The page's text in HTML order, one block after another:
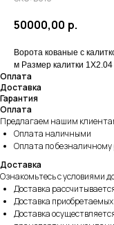
50000,00 р.
Ворота кованые с
м Размер калитки 1Х2.04
Оплата
Доставка
Гарантия
Оплата
Предлагаем нашим
Оплата наличными
Оплата по безналичному
Доставка
Ознакомьтесь с условиями
Доставка
Доставка
Доставка